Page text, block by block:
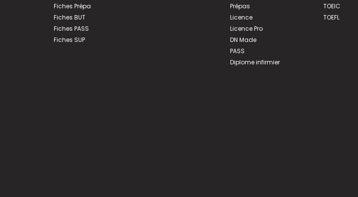
Fiches Prépa
Fiches BUT
Fiches PASS
Fiches SUP
Prépas
Licence
Licence Pro
DN Made
PASS
Diplome infirmier
TOEIC
TOEFL